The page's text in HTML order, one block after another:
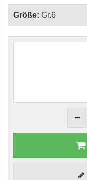
Größe: Gr.6